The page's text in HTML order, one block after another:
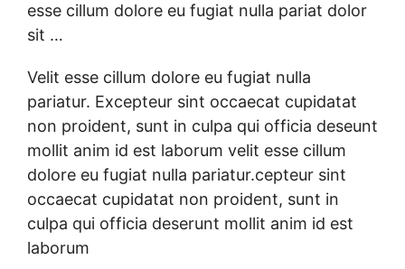
esse cillum dolore eu fugiat nulla pariat dolor
sit …
Velit esse cillum dolore eu fugiat nulla
pariatur. Excepteur sint occaecat cupidatat
non proident, sunt in culpa qui officia deseunt
mollit anim id est laborum velit esse cillum
dolore eu fugiat nulla pariatur.cepteur sint
occaecat cupidatat non proident, sunt in
culpa qui officia deserunt mollit anim id est
laborum